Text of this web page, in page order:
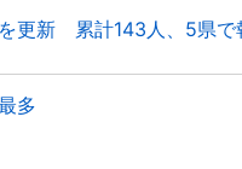
更新 累計143人、5県で
多